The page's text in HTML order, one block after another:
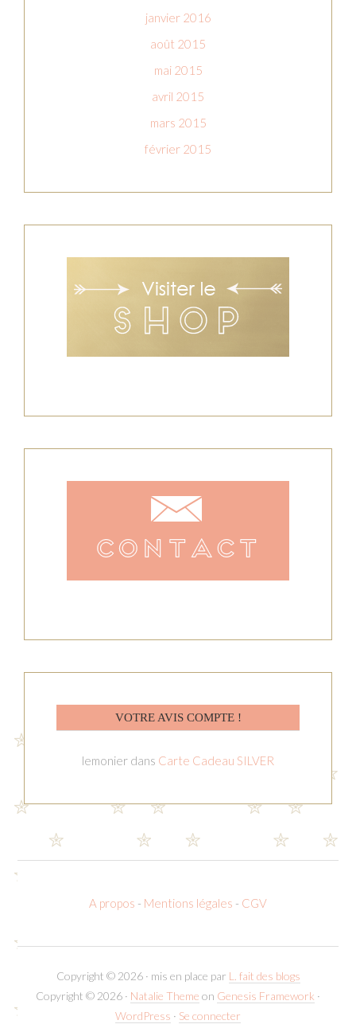
janvier 2016
août 2015
mai 2015
avril 2015
mars 2015
février 2015
VOTRE AVIS COMPTE !
lemonier dans Carte Cadeau SILVER
A propos - Mentions légales - CGV
Copyright © 2026 · mis en place par L. fait des blogs
Copyright © 2026 · Natalie Theme on Genesis Framework ·
WordPress · Se connecter